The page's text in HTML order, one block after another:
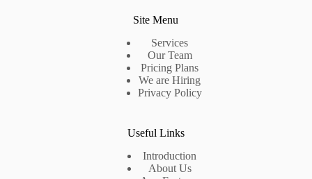
Site Menu
Services
Our Team
Pricing Plans
We are Hiring
Privacy Policy
Useful Links
Introduction
About Us